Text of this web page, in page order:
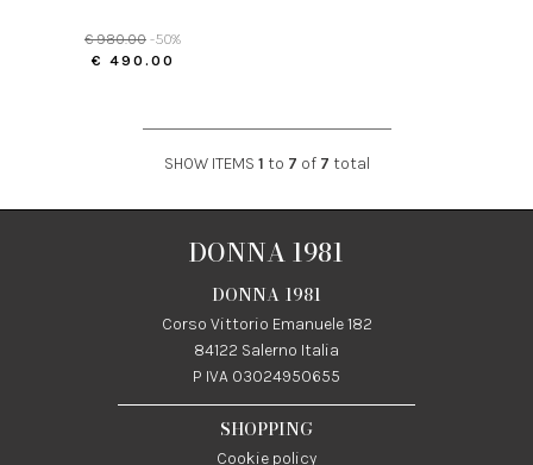
€ 980.00 -50%
€ 490.00
SHOW ITEMS 1 to 7 of 7 total
DONNA 1981
DONNA 1981
Corso Vittorio Emanuele 182
84122 Salerno Italia
P IVA 03024950655
SHOPPING
Cookie policy